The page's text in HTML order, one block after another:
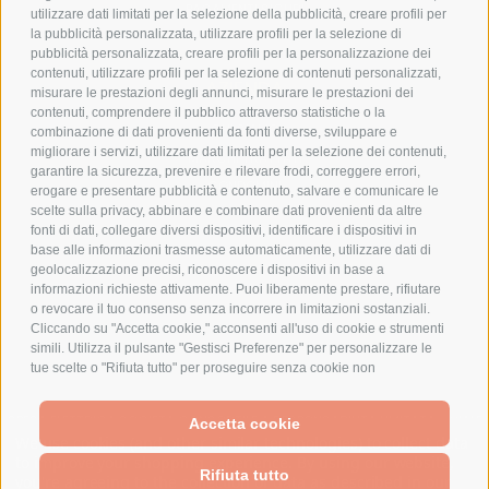
utilizzare dati limitati per la selezione della pubblicità, creare profili per
la pubblicità personalizzata, utilizzare profili per la selezione di
pubblicità personalizzata, creare profili per la personalizzazione dei
contenuti, utilizzare profili per la selezione di contenuti personalizzati,
misurare le prestazioni degli annunci, misurare le prestazioni dei
contenuti, comprendere il pubblico attraverso statistiche o la
combinazione di dati provenienti da fonti diverse, sviluppare e
migliorare i servizi, utilizzare dati limitati per la selezione dei contenuti,
garantire la sicurezza, prevenire e rilevare frodi, correggere errori,
erogare e presentare pubblicità e contenuto, salvare e comunicare le
scelte sulla privacy, abbinare e combinare dati provenienti da altre
fonti di dati, collegare diversi dispositivi, identificare i dispositivi in
base alle informazioni trasmesse automaticamente, utilizzare dati di
geolocalizzazione precisi, riconoscere i dispositivi in base a
informazioni richieste attivamente. Puoi liberamente prestare, rifiutare
o revocare il tuo consenso senza incorrere in limitazioni sostanziali.
Cliccando su "Accetta cookie," acconsenti all'uso di cookie e strumenti
simili. Utilizza il pulsante "Gestisci Preferenze" per personalizzare le
tue scelte o "Rifiuta tutto" per proseguire senza cookie non
momento cliccando sul link "Preferenze Cookie" in fondo alla pagina o
sull'icona dello scudo in basso a sinistra. Le tue preferenze si
applicheranno al solo dispositivo in uso.
Accetta cookie
Rifiuta tutto
PAGAMENTI SICURI
AZIENDA
CHI SIAMO
MARCHI TRATTATI
CONDOMINI
Bonifico
Bancario
SPESA ELETTRICA SOCIETA CONSORTILE A RESPONSABILITA LIMITATA - VIALE
MILANOFIORI, STRADA 4 - PALAZZO A5 20057, ASSAGO MILANO - PARTITA IVA
We use cookies (and other similar technologies) to collect data
to improve your shopping experience.
By using our website,
you're agreeing to the collection of data as described in our